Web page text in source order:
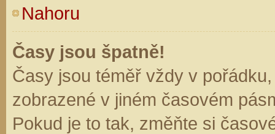
Nahoru
Časy jsou špatně!
Časy jsou téměř vždy v
zobrazené v jiném časovém
Pokud je to tak, změňte si